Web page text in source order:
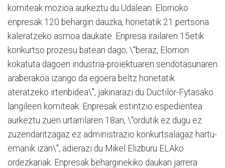
komiteak mozioa aurkeztu du Udalean. Elorrioko
enpresak 120 behargin dauzka, horietatik 21 pertsona
kaleratzeko asmoa daukate. Enpresa irailaren 15etik
konkurtso prozesu batean dago; \"beraz, Elorrion
kokatuta dagoen industria-proiektuaren sendotasunaren
araberakoa izango da egoera beltz honetatik
ateratzeko irtenbidea\", jakinarazi du Ductilor-Fytasako
langileen komiteak. Enpresak estintzio espedientea
aurkeztu zuen urtarrilaren 18an, \"ordutik ez dugu ez
zuzendaritzagaz ez administrazio konkurtsalagaz hartu-
emanik izan\", adierazi du Mikel Elizburu ELAko
ordezkariak. Enpresak beharginekiko daukan jarrera